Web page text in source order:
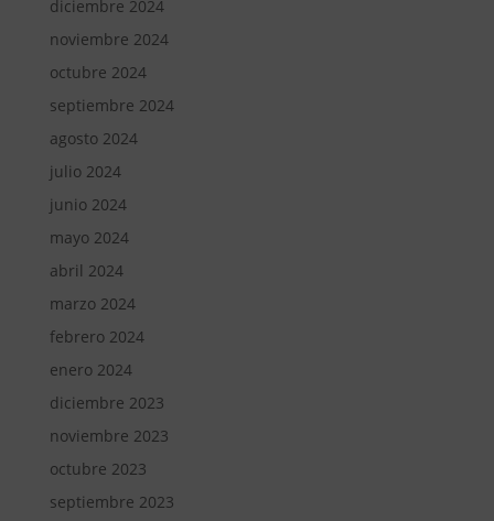
diciembre 2024
noviembre 2024
octubre 2024
septiembre 2024
agosto 2024
julio 2024
junio 2024
mayo 2024
abril 2024
marzo 2024
febrero 2024
enero 2024
diciembre 2023
noviembre 2023
octubre 2023
septiembre 2023